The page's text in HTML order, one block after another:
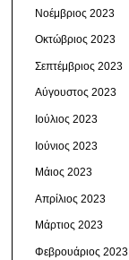
Νοέμβριος 2023
Οκτώβριος 2023
Σεπτέμβριος 2023
Αύγουστος 2023
Ιούλιος 2023
Ιούνιος 2023
Μάιος 2023
Απρίλιος 2023
Μάρτιος 2023
Φεβρουάριος 2023